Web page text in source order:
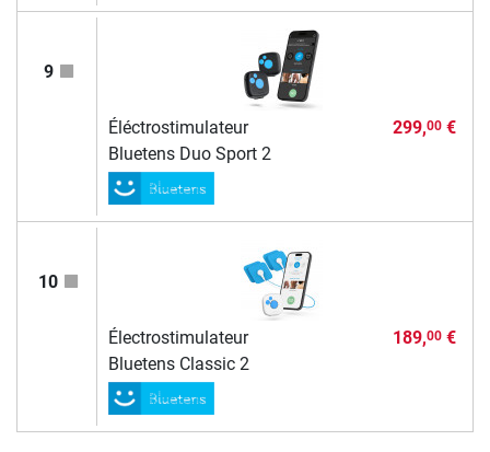
9
Éléctrostimulateur
Bluetens Duo Sport 2
299,00€
10
Électrostimulateur
Bluetens Classic 2
189,00€